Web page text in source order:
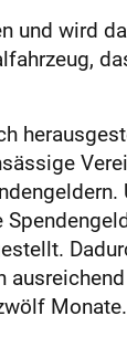
und wird
Monate.